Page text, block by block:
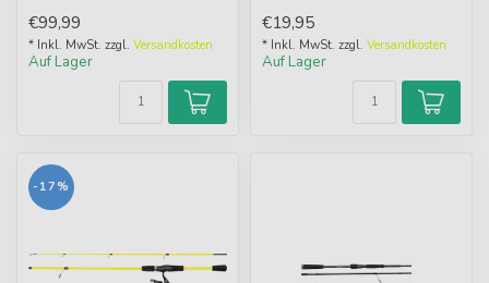
sensible...
€99,99
* Inkl. MwSt. zzgl. Versandkosten
Auf Lager
€19,95
* Inkl. MwSt. zzgl. Versandkosten
Auf Lager
-17%